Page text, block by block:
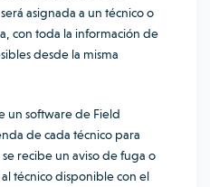
asignada a un técnico o
con toda la información de
desde la misma
un software de Field
de cada técnico para
recibe un aviso de fuga o
técnico disponible con el